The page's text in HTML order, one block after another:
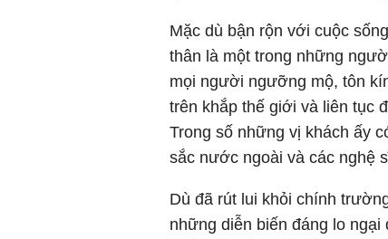
Mặc dù bận rộn với cuộc
thân là một trong những
mọi người ngưỡng mộ, tôn
trên khắp thế giới và liên tục
Trong số những vị khách ấy
sắc nước ngoài và các nghệ
Dù đã rút lui khỏi chính
những diễn biến đáng lo